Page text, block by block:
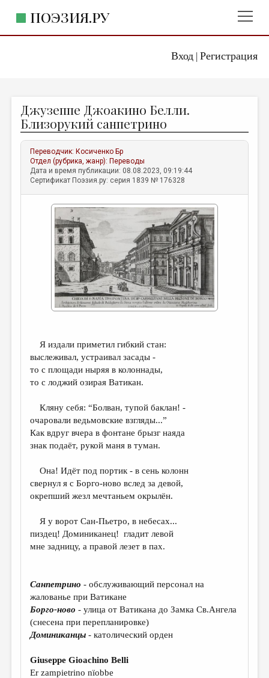
Вход| Регистрация
ПОЭЗИЯ.РУ
ЖАНРЫ
АВТОРЫ
КОММЕНТАРИИ
ЛИТСАЛОН
ПРАВИЛА САЙТА
ОТДЕЛЫ И РУБРИКИ
ИЗБРАННОЕ
ДАЙДЖЕСТ
ПРОИЗВЕДЕНИЯ
КОНКУРСЫ
ДЕТСКАЯ КОМНАТА
ОБЗОР ЛИТЕРАТУРЫ
СТРАНИЦЫ ПАМЯТИ
КОЛОНКА РЕДАКТОРА
РЕДКОЛЛЕГИЯ
ОТ РЕДАКЦИИ
МАЛАЯ ПРОЗА
ЛИТЕРАТУРОВЕДЕНИЕ
КУЛЬТУРОВЕДЕНИЕ
ПУБЛИЦИСТИКА
ЦИКЛЫ ПУБЛИКАЦИЙ
Джузеппе Джоакино Белли.
Близорукий санпетрино
Переводчик: Косиченко Бр
Отдел (рубрика, жанр): Переводы
Дата и время публикации: 08.08.2023, 09:19:44
Сертификат Поэзия.ру: серия 1839 № 176328
Я издали приметил гибкий стан:
выслеживал, устраивал засады -
то с площади ныряя в колоннады,
то с лоджий озирая Ватикан.
Кляну себя: “Болван, тупой баклан! -
очаровали ведьмовские взгляды...”
Как вдруг вчера в фонтане брызг наяда
знак подаёт, рукой маня в туман.
Она! Идёт под портик - в сень колонн
свернул я с Борго-ново вслед за девой,
окрепший жезл мечтаньем окрылён.
Я у ворот Сан-Пьетро, в небесах...
пиздец! Доминиканец! гладит левой
мне задницу, а правой лезет в пах.
Санпетрино - обслуживающий персонал на
жалованье при Ватикане
Борго-ново - улица от Ватикана до Замка Св.Ангела
(снесена при перепланировке)
Доминиканцы - католический орден
Giuseppe Gioachino Belli
Er zampietrino nïobbe